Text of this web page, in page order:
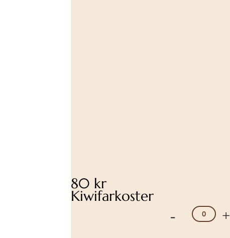
80 kr
Kiwifarkoster
- +